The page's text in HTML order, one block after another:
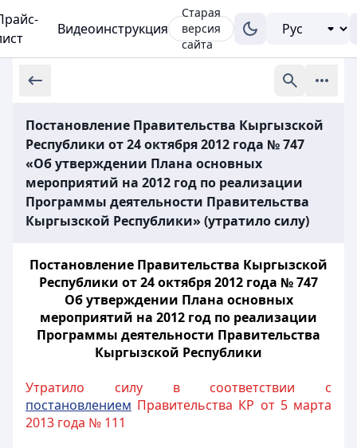
Видеоинструкция
Старая
версия
сайта
Постановление Правительства Кыргызской
Республики от 24 октября 2012 года № 747
«Об утверждении Плана основных
мероприятий на 2012 год по реализации
Программы деятельности Правительства
Кыргызской Республики» (утратило силу)
Постановление Правительства Кыргызской
Республики от 24 октября 2012 года № 747
Об утверждении Плана основных
мероприятий на 2012 год по реализации
Программы деятельности Правительства
Кыргызской Республики
Утратило силу в соответствии с
постановлением Правительства КР от 5 марта
2013 года № 111